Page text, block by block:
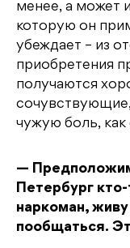
менее, а может
которую он
убеждает – из
приобретения
получаются
чужую боль, как
—
Петербург
наркоман,
пообщаться.